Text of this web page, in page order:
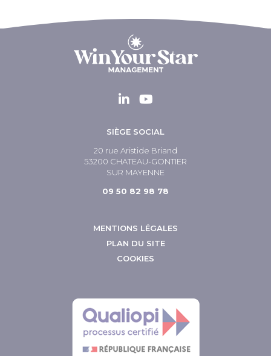
SIÈGE SOCIAL
20 rue Aristide Briand
53200 CHATEAU-GONTIER
SUR MAYENNE
09 50 82 98 78
MENTIONS LÉGALES
PLAN DU SITE
COOKIES